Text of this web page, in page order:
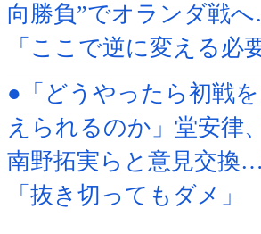
向勝負”でオランダ戦
「ここで逆に変える必
●「どうやったら初戦を
えられるのか」堂安律
南野拓実らと意見交換
「抜き切ってもダメ」